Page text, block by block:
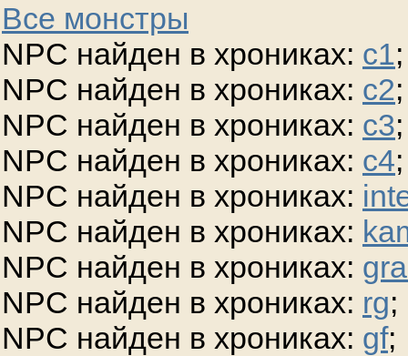
Все монстры
NPC найден в хрониках: c1;
NPC найден в хрониках: c2;
NPC найден в хрониках: c3;
NPC найден в хрониках: c4;
NPC найден в хрониках:
NPC найден в хрониках:
NPC найден в хрониках:
NPC найден в хрониках: rg;
NPC найден в хрониках: gf;